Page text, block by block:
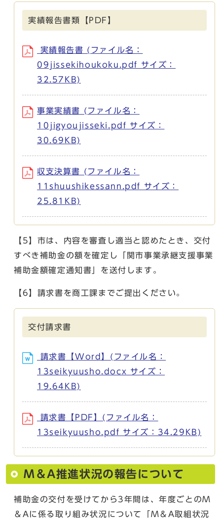
実績報告書類【PDF】
実績報告書 (ファイル名：
09jissekihoukoku.pdf サイズ：
32.57KB)
事業実績書 (ファイル名：
10jigyoujisseki.pdf サイズ：
30.69KB)
収支決算書 (ファイル名：
11shuushikessann.pdf サイズ：
25.81KB)
【5】市は、内容を審査し適当と認めたとき、交付
すべき補助金の額を確定し「関市事業承継支援事業
補助金額確定通知書」を送付します。
【6】請求書を商工課までご提出ください。
交付請求書
請求書【Word】(ファイル名：
13seikyuusho.docx サイズ：
19.64KB)
請求書【PDF】(ファイル名：
13seikyuusho.pdf サイズ：34.29KB)
M＆A推進状況の報告について
補助金の交付を受けてから3年間は、年度ごとのM
＆Aに係る取り組み状況について「M＆A取組状況